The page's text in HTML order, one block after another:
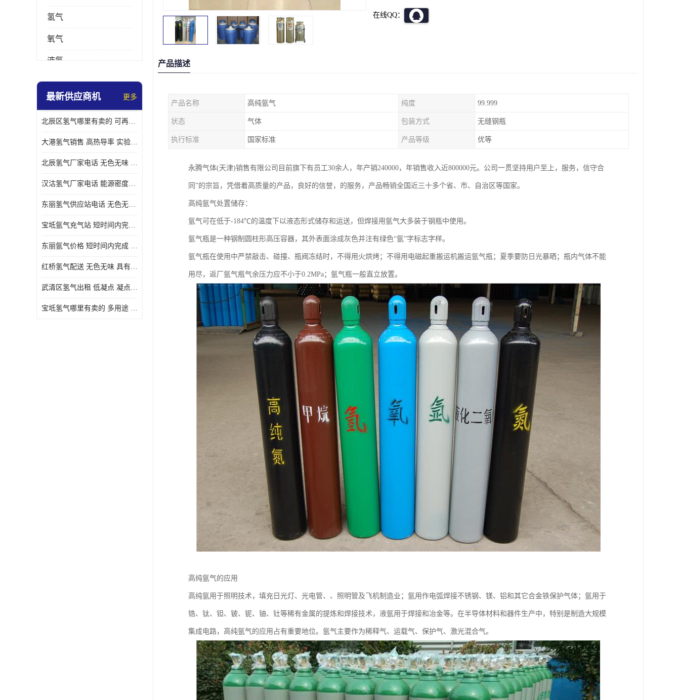
氢气
氧气
液氮
乙炔
最新供应商机 更多
北辰区氢气哪里有卖的 可再生 实验室应用
大港氢气销售 高热导率 实验室应用
北辰氢气厂家电话 无色无味 凝点为-259
汉沽氢气厂家电话 能源密度高 储存和传输便利
东丽氢气供应站电话 无色无味 储存和传输便利
宝坻氩气充气站 短时间内完成 人员经过培训
东丽氩气价格 短时间内完成 物流管理优良
红桥氢气配送 无色无味 具有较低的密度
武清区氢气出租 低凝点 凝点为-259
宝坻氢气哪里有卖的 多用途 可以在空气中上升
在线QQ：
产品描述
产品名称 高纯氩气 纯度 99.999
状态 气体 包装方式 无缝钢瓶
执行标准 国家标准 产品等级 优等
永腾气体(天津)销售有限公司目前旗下有员工30余人，年产销240000，年销售收入近800000元。公司一贯坚持用户至上，服务，信守合
同”的宗旨，凭借着高质量的产品，良好的信誉，的服务，产品畅销全国近三十多个省、市、自治区等国家。
高纯氩气处置储存：
氩气可在低于-184℃的温度下以液态形式储存和运送，但焊接用氩气大多装于钢瓶中使用。
氩气瓶是一种钢制圆柱形高压容器，其外表面涂成灰色并注有绿色“氩”字标志字样。
氩气瓶在使用中严禁敲击、碰撞、瓶阀冻结时，不得用火烘烤；不得用电磁起重搬运机搬运氩气瓶；夏季要防日光暴晒；瓶内气体不能
用尽，返厂氩气瓶气余压力应不小于0.2MPa；氩气瓶一般直立放置。
高纯氩气的应用
高纯氩用于照明技术，填充日光灯、光电管、、照明管及飞机制造业；氩用作电弧焊接不锈钢、镁、铝和其它合金铁保护气体；氩用于
锆、钛、钽、铍、铌、铀、钍等稀有金属的提炼和焊接技术，液氩用于焊接和冶金等。在半导体材料和器件生产中，特别是制造大规模
集成电路，高纯氩气的应用占有重要地位。氩气主要作为稀释气、运载气、保护气、激光混合气。